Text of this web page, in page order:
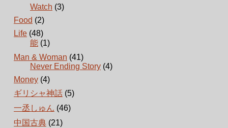
Watch (3)
Food (2)
Life (48)
能 (1)
Man & Woman (41)
Never Ending Story (4)
Money (4)
ギリシャ神話 (5)
一丞しゅん (46)
中国古典 (21)